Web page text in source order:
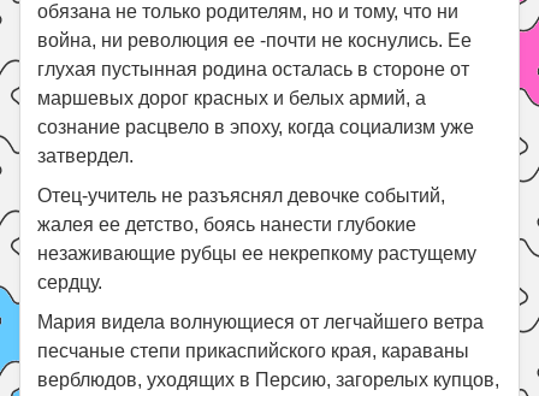
обязана не только родителям, но и тому, что ни
война, ни революция ее -почти не коснулись. Ее
глухая пустынная родина осталась в стороне от
маршевых дорог красных и белых армий, а
сознание расцвело в эпоху, когда социализм уже
затвердел.
Отец-учитель не разъяснял девочке событий,
жалея ее детство, боясь нанести глубокие
незаживающие рубцы ее некрепкому растущему
сердцу.
Мария видела волнующиеся от легчайшего ветра
песчаные степи прикаспийского края, караваны
верблюдов, уходящих в Персию, загорелых купцов,